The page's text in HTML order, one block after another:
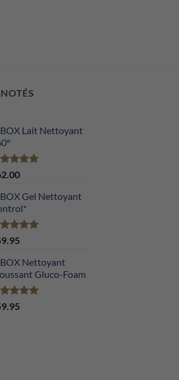
Lait Nettoyant
5.00
5
Gel Nettoyant
5.00
5
Nettoyant
Gluco-Foam
5.00
5